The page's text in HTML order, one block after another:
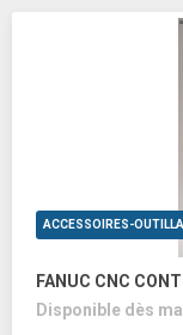
FANUC CNC
Disponible dès